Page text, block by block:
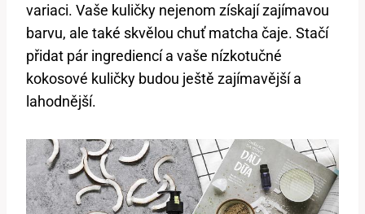
variaci. Vaše kuličky nejenom získají zajímavou
barvu, ale také skvělou chuť matcha čaje. Stačí
přidat pár ingrediencí a vaše nízkotučné
kokosové kuličky budou ještě zajímavější a
lahodnější.